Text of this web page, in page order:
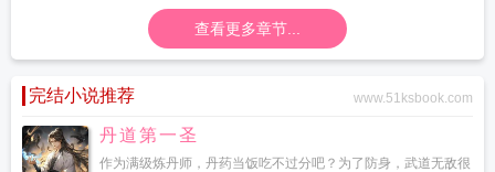
查看更多章节...
完结小说推荐 www.51ksbook.com
丹道第一圣
作为满级炼丹师，丹药当饭吃不过分吧？为了防身，武道无敌很